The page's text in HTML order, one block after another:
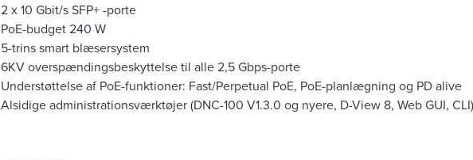
2 x 10 Gbit/s SFP+ -porte
PoE-budget 240 W
5-trins smart blæsersystem
6KV overspændingsbeskyttelse til alle 2,5 Gbps-porte
Understøttelse af PoE-funktioner: Fast/Perpetual PoE, PoE-planlægning og PD alive
Alsidige administrationsværktøjer (DNC-100 V1.3.0 og nyere, D-View 8, Web GUI, CLI)